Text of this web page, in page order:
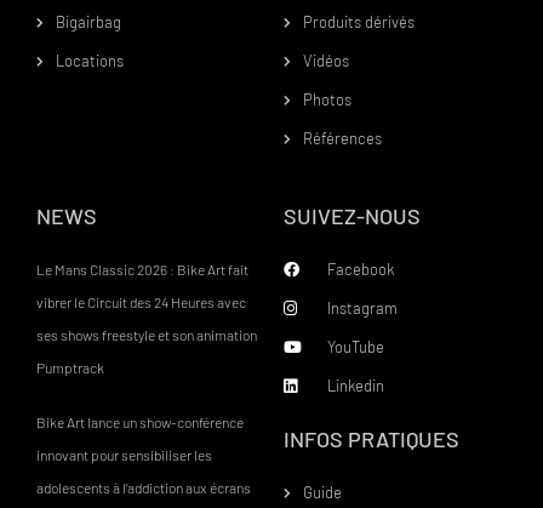
Bigairbag
Locations
Produits dérivés
Vidéos
Photos
Références
NEWS
Le Mans Classic 2026 : Bike Art fait
vibrer le Circuit des 24 Heures avec
ses shows freestyle et son animation
Pumptrack
Bike Art lance un show-conférence
innovant pour sensibiliser les
adolescents à l’addiction aux écrans
SUIVEZ-NOUS
Facebook
Instagram
YouTube
Linkedin
INFOS PRATIQUES
Guide